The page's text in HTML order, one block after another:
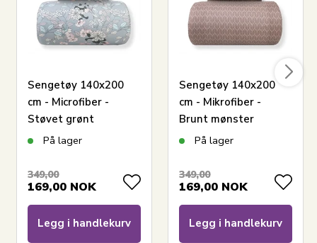
LEGG I KURV
Sengetøy 140x200
cm - Microfiber -
Støvet grønt
blomstret print
På lager
349,00
169,00 NOK
Legg i handlekurv
Sengetøy 140x200
cm - Mikrofiber -
Brunt mønster
På lager
349,00
169,00 NOK
Legg i handlekurv